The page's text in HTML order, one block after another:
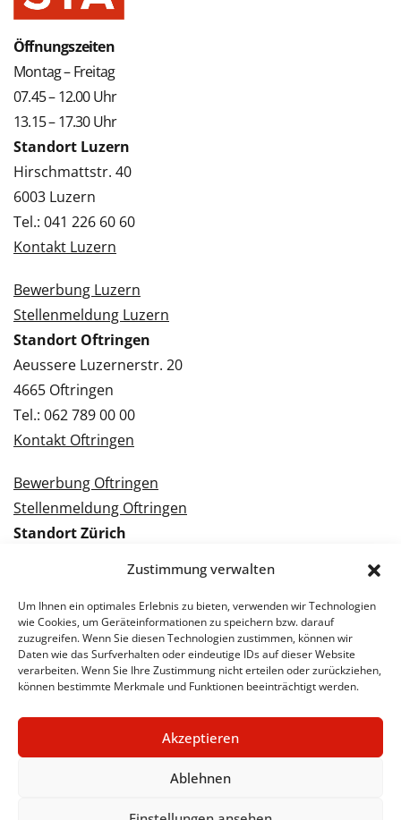
Zustimmung verwalten
Um Ihnen ein optimales Erlebnis zu bieten, verwenden wir Technologien
wie Cookies, um Geräteinformationen zu speichern bzw. darauf
zuzugreifen. Wenn Sie diesen Technologien zustimmen, können wir
Daten wie das Surfverhalten oder eindeutige IDs auf dieser Website
verarbeiten. Wenn Sie Ihre Zustimmung nicht erteilen oder zurückziehen,
können bestimmte Merkmale und Funktionen beeinträchtigt werden.
Akzeptieren
Ablehnen
Öffnungszeiten
Montag – Freitag
07.45 – 12.00 Uhr
13.15 – 17.30 Uhr
Standort Luzern
Hirschmattstr. 40
6003 Luzern
Tel.: 041 226 60 60
Kontakt Luzern
Bewerbung Luzern
Stellenmeldung Luzern
Standort Oftringen
Aeussere Luzernerstr. 20
4665 Oftringen
Tel.: 062 789 00 00
Kontakt Oftringen
Bewerbung Oftringen
Stellenmeldung Oftringen
Standort Zürich
Tel.: 043 288 38 88
Kontakt Zürich
Bewerbung Zürich
ImpressumDatenschutzerklärung